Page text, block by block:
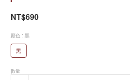
NT$690
顏色 : 黑
黑
數量